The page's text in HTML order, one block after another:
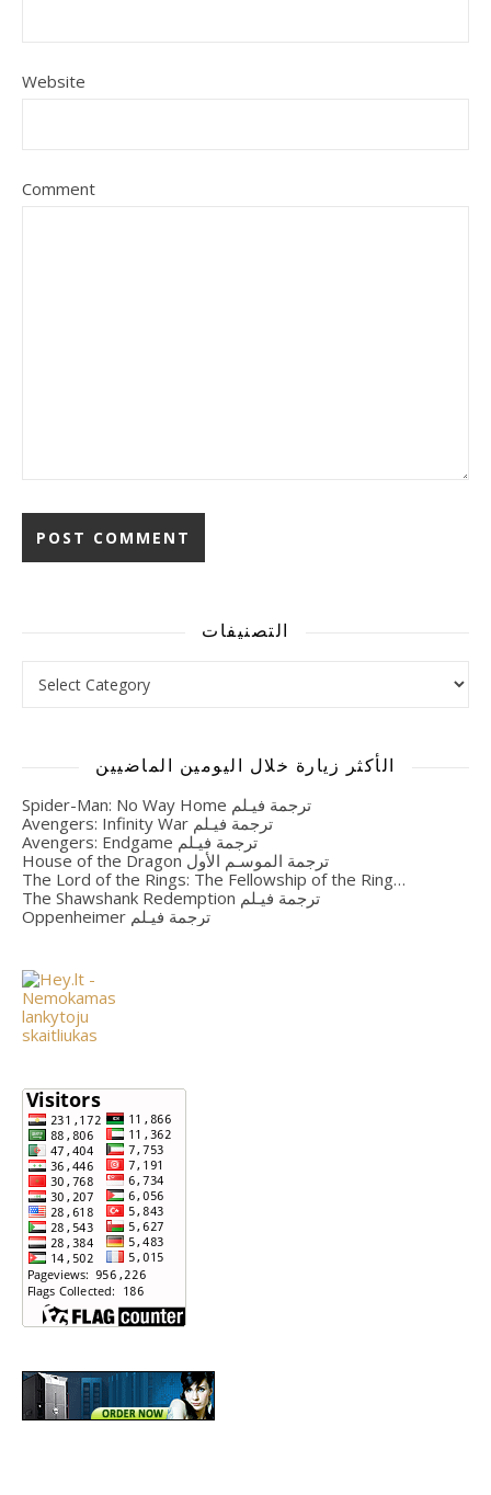
Website
Comment
التصنيفات
الأكثر زيارة خلال اليومين الماضيين
Spider-Man: No Way Home ترجمة فيـلم
Avengers: Infinity War ترجمة فيـلم
Avengers: Endgame ترجمة فيـلم
House of the Dragon ترجمة الموسـم الأول
The Lord of the Rings: The Fellowship of the Ring…
The Shawshank Redemption ترجمة فيـلم
Oppenheimer ترجمة فيـلم